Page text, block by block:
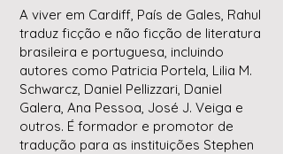
A viver em Cardiff, País de Gales, Rahul
traduz ficção e não ficção de literatura
brasileira e portuguesa, incluindo
autores como Patricia Portela, Lilia M.
Schwarcz, Daniel Pellizzari, Daniel
Galera, Ana Pessoa, José J. Veiga e
outros. É formador e promotor de
tradução para as instituições Stephen